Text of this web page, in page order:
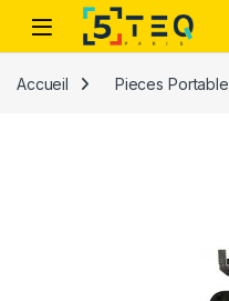
Passer à la navigation
Aller au contenu
Accueil Pieces Portable